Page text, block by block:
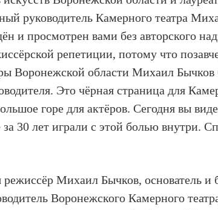
руководитель Камерного театра
и просмотрен вами без авторского
репетиции, потому что
Воронежской области Михаил
Это чёрная страница для
горе для актёров. Сегодня вы
за 30 лет играли с этой болью внутри.
Михаил Бычков, основатель и
Воронежского Камерного